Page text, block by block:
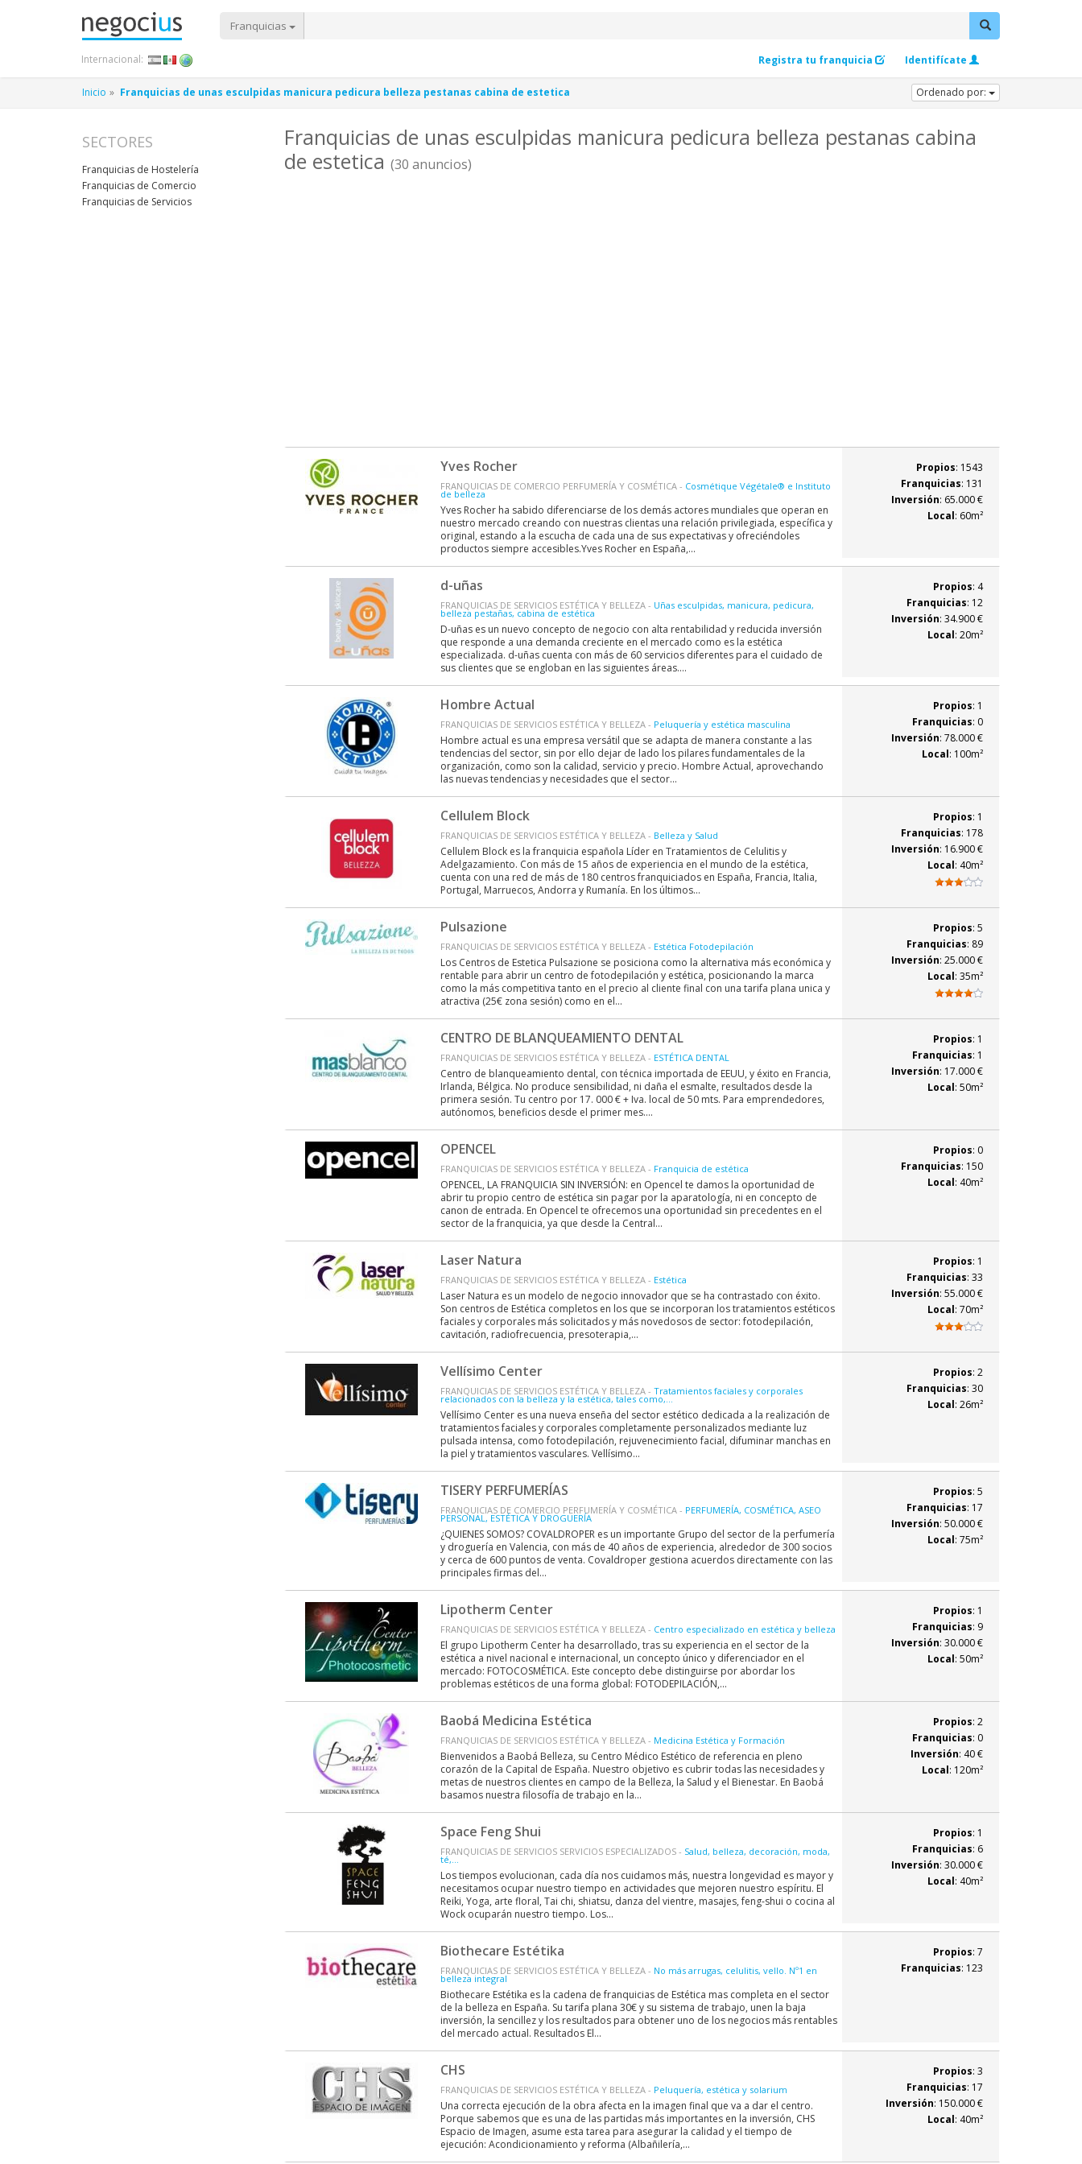
Franquicias
Registra tu franquicia Identifícate
Internacional:
Inicio Franquicias de unas esculpidas manicura pedicura belleza pestanas cabina de estetica Ordenado por:
Franquicias de unas esculpidas manicura pedicura belleza pestanas cabina
de estetica (30 anuncios)
Yves Rocher
FRANQUICIAS DE COMERCIO PERFUMERÍA Y COSMÉTICA - Cosmétique Végétale® e Instituto
de belleza
Yves Rocher ha sabido diferenciarse de los demás actores mundiales que operan en
nuestro mercado creando con nuestras clientas una relación privilegiada, específica y
original, estando a la escucha de cada una de sus expectativas y ofreciéndoles
productos siempre accesibles.Yves Rocher en España,...
Propios: 1543
Franquicias: 131
Inversión: 65.000 €
Local: 60m²
d-uñas
FRANQUICIAS DE SERVICIOS ESTÉTICA Y BELLEZA - Uñas esculpidas, manicura, pedicura,
belleza pestañas, cabina de estética
D-uñas es un nuevo concepto de negocio con alta rentabilidad y reducida inversión
que responde a una demanda creciente en el mercado como es la estética
especializada. d-uñas cuenta con más de 60 servicios diferentes para el cuidado de
sus clientes que se engloban en las siguientes áreas....
Propios: 4
Franquicias: 12
Inversión: 34.900 €
Local: 20m²
Hombre Actual
FRANQUICIAS DE SERVICIOS ESTÉTICA Y BELLEZA - Peluquería y estética masculina
Hombre actual es una empresa versátil que se adapta de manera constante a las
tendencias del sector, sin por ello dejar de lado los pilares fundamentales de la
organización, como son la calidad, servicio y precio. Hombre Actual, aprovechando
las nuevas tendencias y necesidades que el sector...
Propios: 1
Franquicias: 0
Inversión: 78.000 €
Local: 100m²
Cellulem Block
FRANQUICIAS DE SERVICIOS ESTÉTICA Y BELLEZA - Belleza y Salud
Cellulem Block es la franquicia española Líder en Tratamientos de Celulitis y
Adelgazamiento. Con más de 15 años de experiencia en el mundo de la estética,
cuenta con una red de más de 180 centros franquiciados en España, Francia, Italia,
Portugal, Marruecos, Andorra y Rumanía. En los últimos...
Propios: 1
Franquicias: 178
Inversión: 16.900 €
Local: 40m²
Pulsazione
FRANQUICIAS DE SERVICIOS ESTÉTICA Y BELLEZA - Estética Fotodepilación
Los Centros de Estetica Pulsazione se posiciona como la alternativa más económica y
rentable para abrir un centro de fotodepilación y estética, posicionando la marca
como la más competitiva tanto en el precio al cliente final con una tarifa plana unica y
atractiva (25€ zona sesión) como en el...
Propios: 5
Franquicias: 89
Inversión: 25.000 €
Local: 35m²
CENTRO DE BLANQUEAMIENTO DENTAL
FRANQUICIAS DE SERVICIOS ESTÉTICA Y BELLEZA - ESTÉTICA DENTAL
Centro de blanqueamiento dental, con técnica importada de EEUU, y éxito en Francia,
Irlanda, Bélgica. No produce sensibilidad, ni daña el esmalte, resultados desde la
primera sesión. Tu centro por 17. 000 € + Iva. local de 50 mts. Para emprendedores,
autónomos, beneficios desde el primer mes....
Propios: 1
Franquicias: 1
Inversión: 17.000 €
Local: 50m²
OPENCEL
FRANQUICIAS DE SERVICIOS ESTÉTICA Y BELLEZA - Franquicia de estética
OPENCEL, LA FRANQUICIA SIN INVERSIÓN: en Opencel te damos la oportunidad de
abrir tu propio centro de estética sin pagar por la aparatología, ni en concepto de
canon de entrada. En Opencel te ofrecemos una oportunidad sin precedentes en el
sector de la franquicia, ya que desde la Central...
Propios: 0
Franquicias: 150
Local: 40m²
Laser Natura
FRANQUICIAS DE SERVICIOS ESTÉTICA Y BELLEZA - Estética
Laser Natura es un modelo de negocio innovador que se ha contrastado con éxito.
Son centros de Estética completos en los que se incorporan los tratamientos estéticos
faciales y corporales más solicitados y más novedosos de sector: fotodepilación,
cavitación, radiofrecuencia, presoterapia,...
Propios: 1
Franquicias: 33
Inversión: 55.000 €
Local: 70m²
Vellísimo Center
FRANQUICIAS DE SERVICIOS ESTÉTICA Y BELLEZA - Tratamientos faciales y corporales
relacionados con la belleza y la estética, tales como,...
Vellísimo Center es una nueva enseña del sector estético dedicada a la realización de
tratamientos faciales y corporales completamente personalizados mediante luz
pulsada intensa, como fotodepilación, rejuvenecimiento facial, difuminar manchas en
la piel y tratamientos vasculares. Vellísimo...
Propios: 2
Franquicias: 30
Local: 26m²
TISERY PERFUMERÍAS
FRANQUICIAS DE COMERCIO PERFUMERÍA Y COSMÉTICA - PERFUMERÍA, COSMÉTICA, ASEO
PERSONAL, ESTÉTICA Y DROGUERÍA
¿QUIENES SOMOS? COVALDROPER es un importante Grupo del sector de la perfumería
y droguería en Valencia, con más de 40 años de experiencia, alrededor de 300 socios
y cerca de 600 puntos de venta. Covaldroper gestiona acuerdos directamente con las
principales firmas del...
Propios: 5
Franquicias: 17
Inversión: 50.000 €
Local: 75m²
Lipotherm Center
FRANQUICIAS DE SERVICIOS ESTÉTICA Y BELLEZA - Centro especializado en estética y belleza
El grupo Lipotherm Center ha desarrollado, tras su experiencia en el sector de la
estética a nivel nacional e internacional, un concepto único y diferenciador en el
mercado: FOTOCOSMÉTICA. Este concepto debe distinguirse por abordar los
problemas estéticos de una forma global: FOTODEPILACIÓN,...
Propios: 1
Franquicias: 9
Inversión: 30.000 €
Local: 50m²
Baobá Medicina Estética
FRANQUICIAS DE SERVICIOS ESTÉTICA Y BELLEZA - Medicina Estética y Formación
Bienvenidos a Baobá Belleza, su Centro Médico Estético de referencia en pleno
corazón de la Capital de España. Nuestro objetivo es cubrir todas las necesidades y
metas de nuestros clientes en campo de la Belleza, la Salud y el Bienestar. En Baobá
basamos nuestra filosofía de trabajo en la...
Propios: 2
Franquicias: 0
Inversión: 40 €
Local: 120m²
Space Feng Shui
FRANQUICIAS DE SERVICIOS SERVICIOS ESPECIALIZADOS - Salud, belleza, decoración, moda,
té,...
Los tiempos evolucionan, cada día nos cuidamos más, nuestra longevidad es mayor y
necesitamos ocupar nuestro tiempo en actividades que mejoren nuestro espíritu. El
Reiki, Yoga, arte floral, Tai chi, shiatsu, danza del vientre, masajes, feng-shui o cocina al
Wock ocuparán nuestro tiempo. Los...
Propios: 1
Franquicias: 6
Inversión: 30.000 €
Local: 40m²
Biothecare Estétika
FRANQUICIAS DE SERVICIOS ESTÉTICA Y BELLEZA - No más arrugas, celulitis, vello. Nº1 en
belleza integral
Biothecare Estétika es la cadena de franquicias de Estética mas completa en el sector
de la belleza en España. Su tarifa plana 30€ y su sistema de trabajo, unen la baja
inversión, la sencillez y los resultados para obtener uno de los negocios más rentables
del mercado actual. Resultados El...
Propios: 7
Franquicias: 123
CHS
FRANQUICIAS DE SERVICIOS ESTÉTICA Y BELLEZA - Peluquería, estética y solarium
Una correcta ejecución de la obra afecta en la imagen final que va a dar el centro.
Porque sabemos que es una de las partidas más importantes en la inversión, CHS
Espacio de Imagen, asume esta tarea para asegurar la calidad y el tiempo de
ejecución: Acondicionamiento y reforma (Albañilería,...
Propios: 3
Franquicias: 17
Inversión: 150.000 €
Local: 40m²
SECTORES
Franquicias de Hostelería
Franquicias de Comercio
Franquicias de Servicios